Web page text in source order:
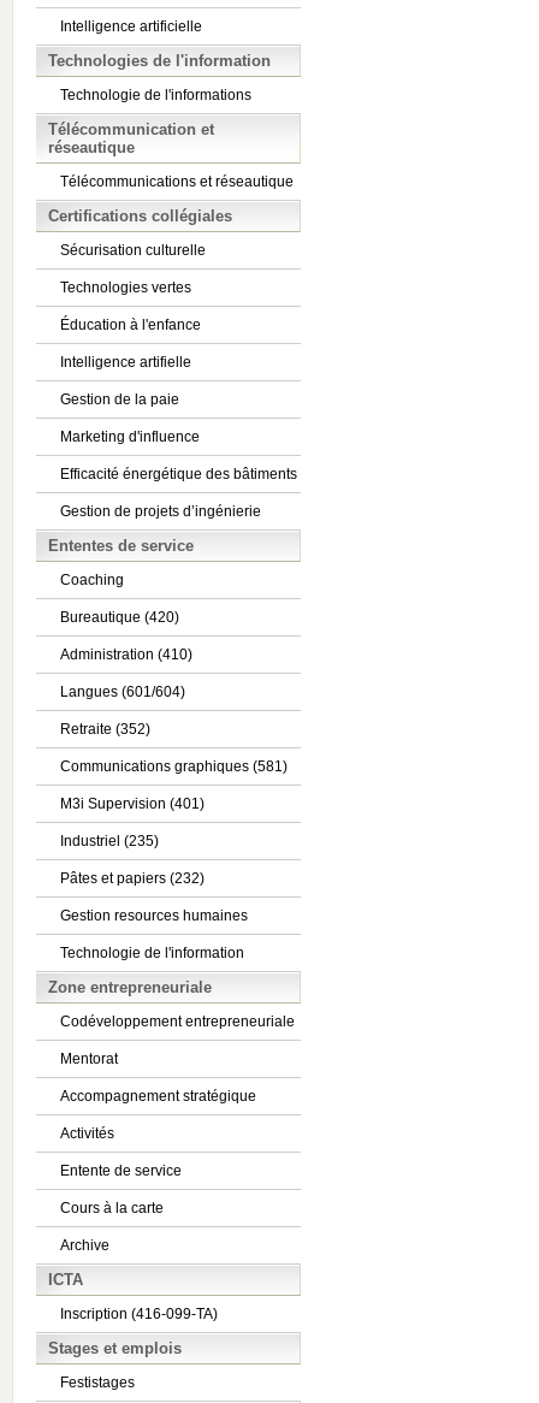
Intelligence artificielle
Technologies de l'information
Technologie de l'informations
Télécommunication et
réseautique
Télécommunications et réseautique
Certifications collégiales
Sécurisation culturelle
Technologies vertes
Éducation à l'enfance
Intelligence artifielle
Gestion de la paie
Marketing d'influence
Efficacité énergétique des bâtiments
Gestion de projets d’ingénierie
Ententes de service
Coaching
Bureautique (420)
Administration (410)
Langues (601/604)
Retraite (352)
Communications graphiques (581)
M3i Supervision (401)
Industriel (235)
Pâtes et papiers (232)
Gestion resources humaines
Technologie de l'information
Zone entrepreneuriale
Codéveloppement entrepreneuriale
Mentorat
Accompagnement stratégique
Activités
Entente de service
Cours à la carte
Archive
ICTA
Inscription (416-099-TA)
Stages et emplois
Festistages